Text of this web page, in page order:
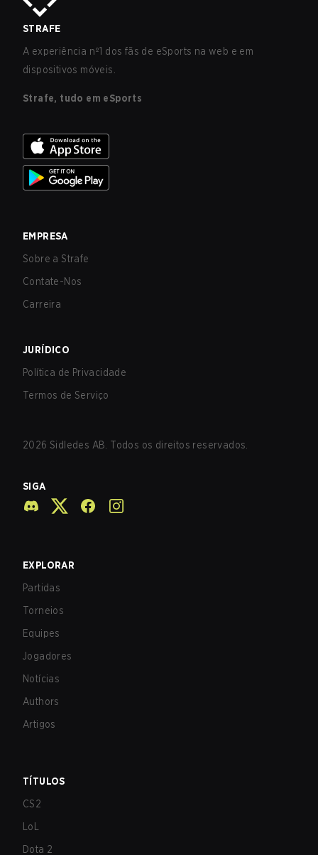
STRAFE
A experiência nº1 dos fãs de eSports na web e em
dispositivos móveis.
Strafe, tudo em eSports
EMPRESA
Sobre a Strafe
Contate-Nos
Carreira
JURÍDICO
Política de Privacidade
Termos de Serviço
2026 Sidledes AB. Todos os direitos reservados.
SIGA
EXPLORAR
Partidas
Torneios
Equipes
Jogadores
Notícias
Authors
Artigos
TÍTULOS
CS2
LoL
Dota 2